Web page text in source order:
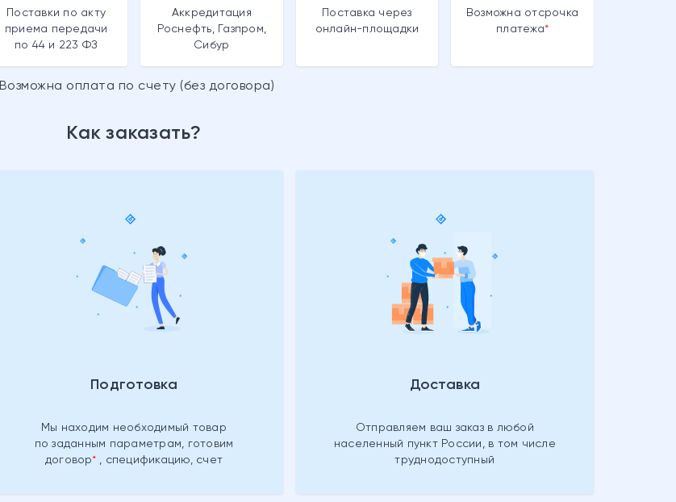
Поставки по акту
приема передачи
по 44 и 223 ФЗ
Аккредитация
Роснефть, Газпром,
Сибур
Поставка через
онлайн-площадки
Возможна отсрочка
платежа
Возможна оплата по счету (без договора)
Как заказать?
Подготовка
Мы находим необходимый товар
по заданным параметрам, готовим
договор , спецификацию, счет
Доставка
Отправляем ваш заказ в любой
населенный пункт России, в том числе
труднодоступный